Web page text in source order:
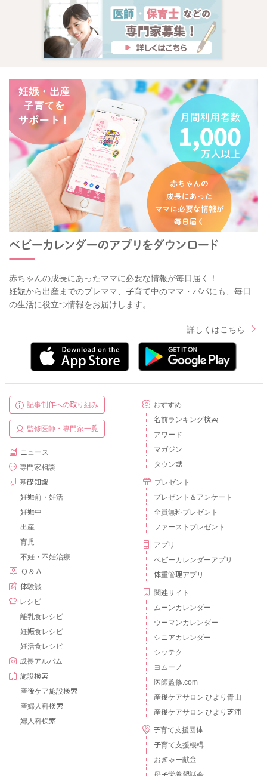
赤ちゃんの成長にあったママに必要な情報が毎日届く！
妊娠から出産までのプレママ、子育て中のママ・パパにも、毎日
の生活に役立つ情報をお届けします。
詳しくはこちら
記事制作への取り組み
監修医師・専門家一覧
ニュース
専門家相談
基礎知識
妊娠前・妊活
妊娠中
出産
育児
不妊・不妊治療
Ｑ＆Ａ
体験談
レシピ
離乳食レシピ
妊娠食レシピ
妊活食レシピ
成長アルバム
施設検索
産後ケア施設検索
産婦人科検索
婦人科検索
おすすめ
名前ランキング検索
アワード
マガジン
タウン誌
プレゼント
プレゼント＆アンケート
全員無料プレゼント
ファーストプレゼント
アプリ
ベビーカレンダーアプリ
体重管理アプリ
関連サイト
ムーンカレンダー
ウーマンカレンダー
シニアカレンダー
シッテク
ヨムーノ
医師監修.com
産後ケアサロン ひより青山
産後ケアサロン ひより芝浦
子育て支援団体
子育て支援機構
おぎゃー献金